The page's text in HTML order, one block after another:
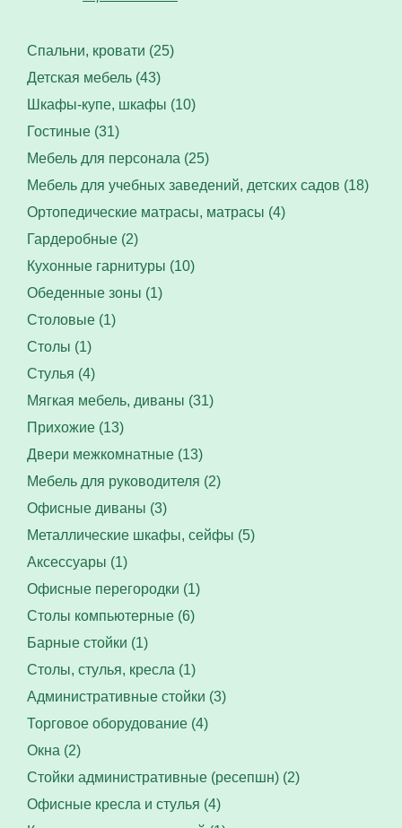
Спальни, кровати (25)
Детская мебель (43)
Шкафы-купе, шкафы (10)
Гостиные (31)
Мебель для персонала (25)
Мебель для учебных заведений, детских садов (18)
Ортопедические матрасы, матрасы (4)
Гардеробные (2)
Кухонные гарнитуры (10)
Обеденные зоны (1)
Столовые (1)
Столы (1)
Стулья (4)
Мягкая мебель, диваны (31)
Прихожие (13)
Двери межкомнатные (13)
Мебель для руководителя (2)
Офисные диваны (3)
Металлические шкафы, сейфы (5)
Аксессуары (1)
Офисные перегородки (1)
Столы компьютерные (6)
Барные стойки (1)
Столы, стулья, кресла (1)
Административные стойки (3)
Торговое оборудование (4)
Окна (2)
Стойки административные (ресепшн) (2)
Офисные кресла и стулья (4)